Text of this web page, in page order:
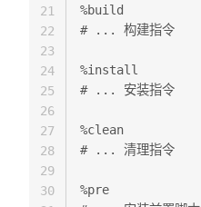
%build
# ... 构建指令
%install
# ... 安装指令
%clean
# ... 清理指令
%pre
21
22
23
24
25
26
27
28
29
30